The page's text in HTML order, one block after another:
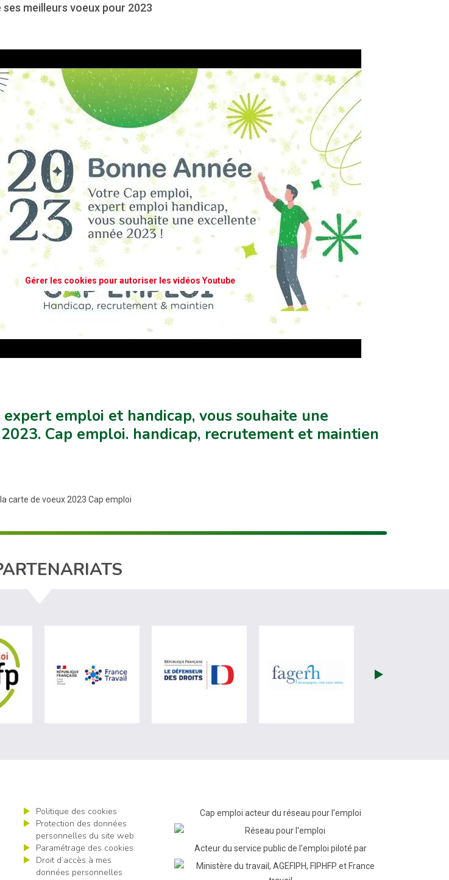
meilleurs voeux pour 2023
Gérer les cookies pour autoriser les vidéos Youtube
emploi et handicap, vous souhaite une
Cap emploi. handicap, recrutement et maintien
carte de voeux 2023 Cap emploi
(nouvelle fenêtre)
visiter les site de Fiphfp (nouvelle fenêtre)visiter les site de France Travail (nouvelle fenêtre)visiter les site de Défenseur des droits (nouvelle
visiter les site de Fagerh
Politique des cookies
Protection des données
personnelles du site web
Paramétrage des cookies
Droit d’accès à mes
données personnelles
Cap emploi acteur du réseau pour l’emploi
Acteur du service public de l'emploi piloté par